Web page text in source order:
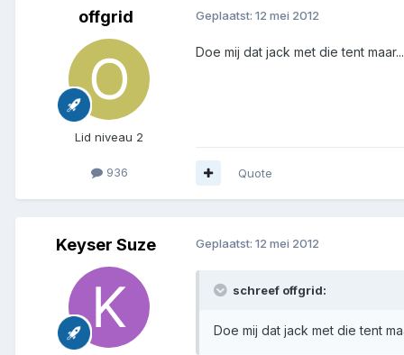
offgrid
Lid niveau 2
936
Geplaatst: 12 mei 2012
Doe mij dat jack met die tent
Quote
Keyser Suze Geplaatst: 12 mei 2012
schreef offgrid:
Doe mij dat jack met die tent